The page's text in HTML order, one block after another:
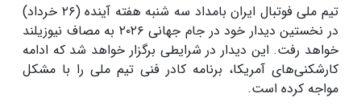
تیم ملی فوتبال ایران بامداد سه شنبه هفته آینده (۲۶ خرداد)
در نخستین دیدار خود در جام جهانی ۲۰۲۶ به مصاف نیوزیلند
خواهد رفت. این دیدار در شرایطی برگزار خواهد شد که ادامه
کارشکنی‌های آمریکا، برنامه کادر فنی تیم ملی را با مشکل
مواجه کرده است.